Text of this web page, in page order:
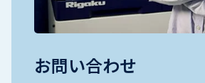
お問い合わせ